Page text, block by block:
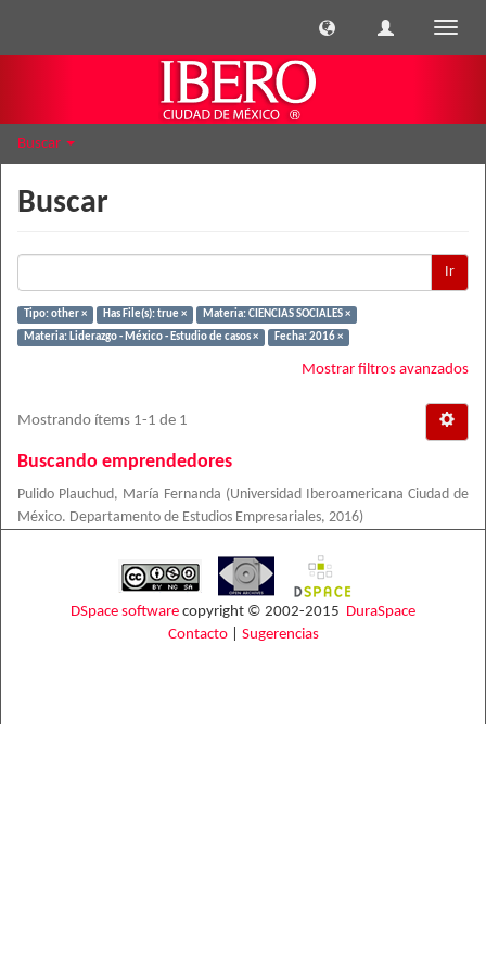
Buscar
Buscar
Ir
Tipo: other × Has File(s): true ×
Materia: CIENCIAS SOCIALES ×
Materia: Liderazgo - México - Estudio de casos ×
Fecha: 2016 ×
Mostrar filtros avanzados
Mostrando ítems 1-1 de 1
Buscando emprendedores
Pulido Plauchud, María Fernanda (Universidad Iberoamericana Ciudad de
México. Departamento de Estudios Empresariales, 2016)
DSpace software copyright © 2002-2015 DuraSpace
Contacto| Sugerencias